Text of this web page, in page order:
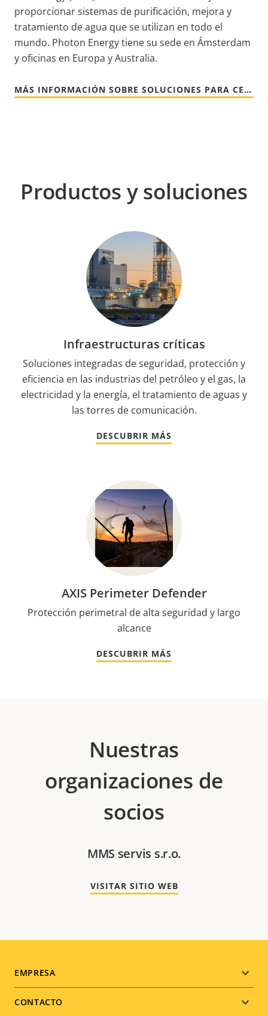
proporcionar sistemas de purificación, mejora y
tratamiento de agua que se utilizan en todo el
mundo. Photon Energy tiene su sede en Ámsterdam
y oficinas en Europa y Australia.
MÁS INFORMACIÓN SOBRE SOLUCIONES PARA CENTRALES SOLARE
Productos y soluciones
Infraestructuras críticas
Soluciones integradas de seguridad, protección y
eficiencia en las industrias del petróleo y el gas, la
electricidad y la energía, el tratamiento de aguas y
las torres de comunicación.
DESCUBRIR MÁS
AXIS Perimeter Defender
Protección perimetral de alta seguridad y largo
alcance
DESCUBRIR MÁS
Nuestras
organizaciones de
socios
MMS servis s.r.o.
VISITAR SITIO WEB
Footer
menu
EMPRESA
CONTACTO